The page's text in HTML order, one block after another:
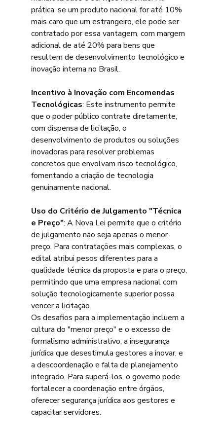
prática, se um produto nacional for até 10%
mais caro que um estrangeiro, ele pode ser
contratado por essa vantagem, com margem
adicional de até 20% para bens que
resultem de desenvolvimento tecnológico e
inovação interna no Brasil.
Incentivo à Inovação com Encomendas
Tecnológicas: Este instrumento permite
que o poder público contrate diretamente,
com dispensa de licitação, o
desenvolvimento de produtos ou soluções
inovadoras para resolver problemas
concretos que envolvam risco tecnológico,
fomentando a criação de tecnologia
genuinamente nacional.
Uso do Critério de Julgamento "Técnica
e Preço": A Nova Lei permite que o critério
de julgamento não seja apenas o menor
preço. Para contratações mais complexas, o
edital atribui pesos diferentes para a
qualidade técnica da proposta e para o preço,
permitindo que uma empresa nacional com
solução tecnologicamente superior possa
vencer a licitação.
Os desafios para a implementação incluem a
cultura do "menor preço" e o excesso de
formalismo administrativo, a insegurança
jurídica que desestimula gestores a inovar, e
a descoordenação e falta de planejamento
integrado. Para superá-los, o governo pode
fortalecer a coordenação entre órgãos,
oferecer segurança jurídica aos gestores e
capacitar servidores.